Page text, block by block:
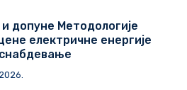
допуне Методологије
електричне енергије